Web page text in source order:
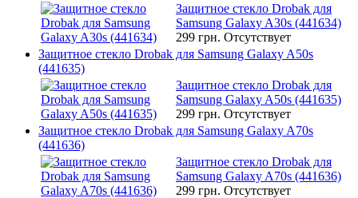
Защитное стекло Drobak для
Samsung Galaxy A30s (441634)
299 грн. Отсутствует
Защитное стекло Drobak для Samsung Galaxy A50s
(441635)
Защитное стекло Drobak для
Samsung Galaxy A50s (441635)
299 грн. Отсутствует
Защитное стекло Drobak для Samsung Galaxy A70s
(441636)
Защитное стекло Drobak для
Samsung Galaxy A70s (441636)
299 грн. Отсутствует